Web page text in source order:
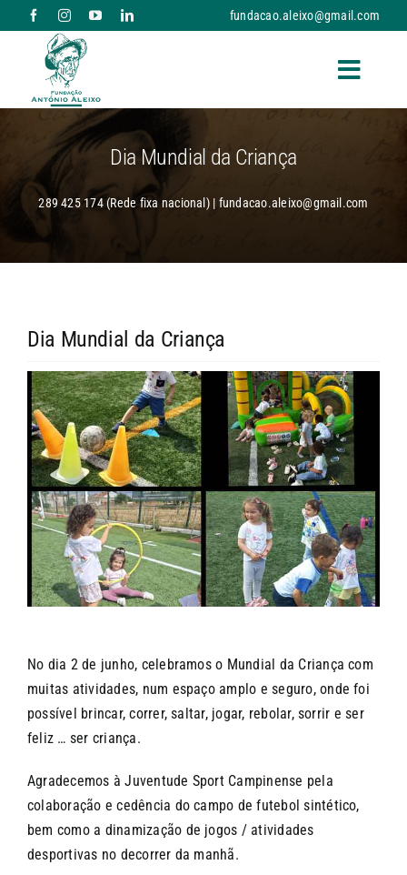
to
content
fundacao.aleixo@gmail.com
Toggle
A FUNDAÇÃO
RESPOSTAS SOCIAIS E SERVIÇOS
NOTÍCIAS
CONTACTOS
Dia Mundial da Criança
289 425 174 (Rede fixa nacional) | fundacao.aleixo@gmail.com
Dia Mundial da Criança
No dia 2 de junho, celebramos o Mundial da Criança com
muitas atividades, num espaço amplo e seguro, onde foi
possível brincar, correr, saltar, jogar, rebolar, sorrir e ser
feliz … ser criança.
Agradecemos à Juventude Sport Campinense pela
colaboração e cedência do campo de futebol sintético,
bem como a dinamização de jogos / atividades
desportivas no decorrer da manhã.